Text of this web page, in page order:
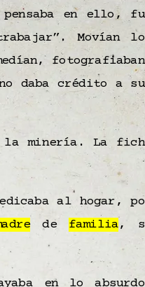
pensaba en ello,
Movían
daba crédito a
la minería. La
al hogar,
de familia,
en lo